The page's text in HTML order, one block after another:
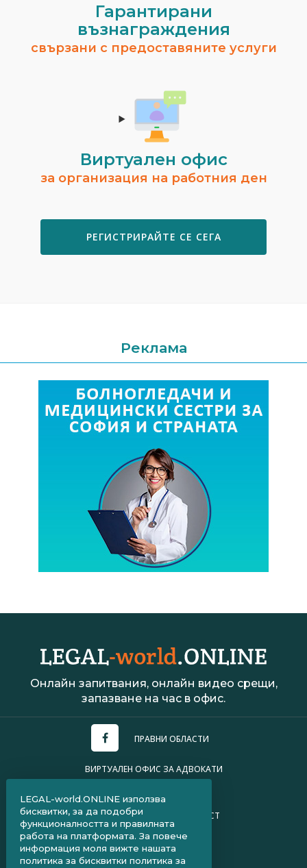
Гарантирани
възнаграждения
свързани с предоставяните услуги
Виртуален офис
за организация на работния ден
РЕГИСТРИРАЙТЕ СЕ СЕГА
Реклама
Онлайн запитвания, онлайн видео срещи,
запазване на час в офис.
ПРАВНИ ОБЛАСТИ
ВИРТУАЛЕН ОФИС ЗА АДВОКАТИ
ПОЛИТИКА ЗА ПОВЕРИТЕЛНОСТ
ЧЗВ ЗА КЛИЕНТИ
ЧЗВ ЗА АДВОКАТИ
LEGAL-world.ONLINE използва
бисквитки, за да подобри
функционалността и правилната
работа на платформата. За повече
информация моля вижте нашата
политика за бисквитки политика за